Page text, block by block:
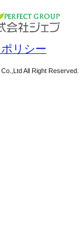
リシー
All Right Reserved.